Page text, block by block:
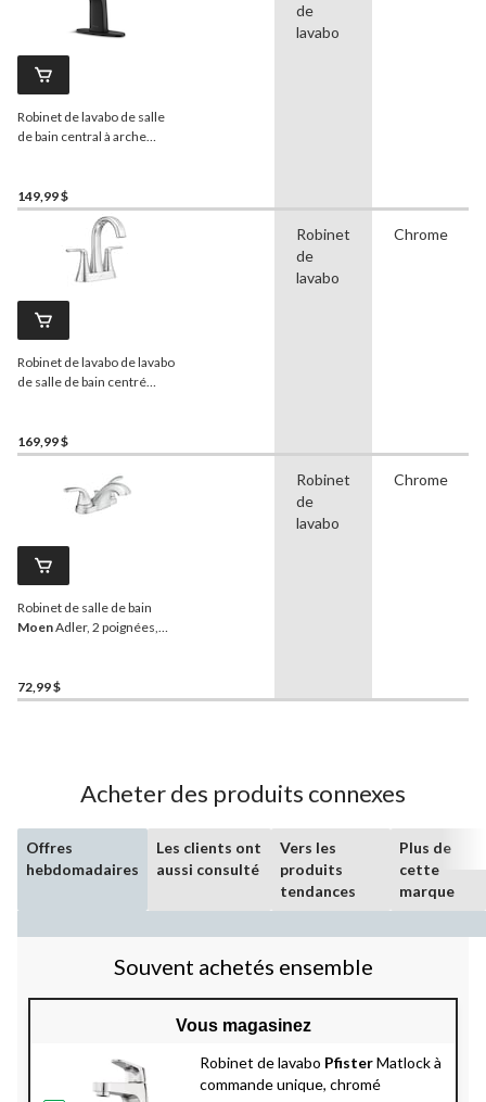
Robinet de lavabo de salle
de bain central à arche
unique, drain Push & Seal,
4 po, chrome
149,99 $
de
lavabo
Robinet de lavabo de lavabo
de salle de bain centré
169,99 $
Robinet
de
lavabo
Chrome
Robinet de salle de bain
MoenAdler, 2 poignées,
72,99 $
Robinet
de
lavabo
Chrome
Acheter des produits connexes
Offres
hebdomadaires
Les clients ont
aussi consulté
Vers les
produits
tendances
Plus de
cette
marque
Souvent achetés ensemble
Vous magasinez
Robinet de lavabo PfisterMatlock à
commande unique, chromé